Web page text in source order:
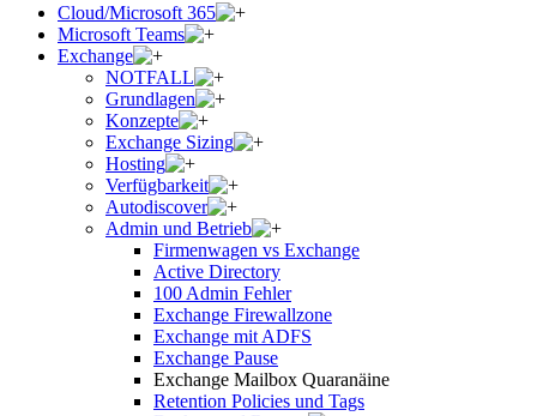
Cloud/Microsoft 365
Microsoft Teams
Exchange
NOTFALL
Grundlagen
Konzepte
Exchange Sizing
Hosting
Verfügbarkeit
Autodiscover
Admin und Betrieb
Firmenwagen vs Exchange
Active Directory
100 Admin Fehler
Exchange Firewallzone
Exchange mit ADFS
Exchange Pause
Exchange Mailbox Quaranäine
Retention Policies und Tags